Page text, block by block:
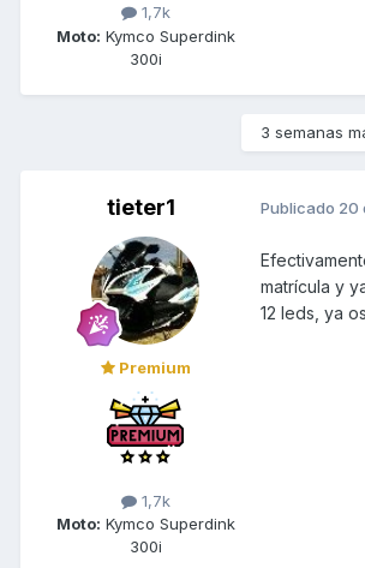
1,7k
Moto: Kymco Superdink
300i
3 semanas
tieter1
Premium
1,7k
Moto: Kymco Superdink
300i
Publicado 20
matrícula y
12 leds, ya